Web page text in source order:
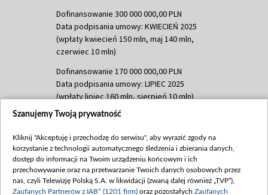
Dofinansowanie 300 000 000,00 PLN
Data podpisania umowy: KWIECIEŃ 2025
(wpłaty kwiecień 150 mln, maj 140 mln,
czerwiec 10 mln)
Dofinansowanie 170 000 000,00 PLN
Data podpisania umowy: LIPIEC 2025
(wpłaty lipiec 160 mln, sierpień 10 mln)
Dofinansowanie 60 000 000,00 PLN
(wpłata wrzesień 60 mln)
Dofinansowanie 635 783 051,21 PLN
Data podpisania umowy: WRZESIEŃ 2025
(wpłata wrzesień 100 mln, październik 350
Szanujemy Twoją prywatność
Kliknij "Akceptuję i przechodzę do serwisu", aby wyrazić zgody na
korzystanie z technologii automatycznego śledzenia i zbierania danych,
dostęp do informacji na Twoim urządzeniu końcowym i ich
przechowywanie oraz na przetwarzanie Twoich danych osobowych przez
nas, czyli Telewizję Polską S.A. w likwidacji (zwaną dalej również „TVP”),
Zaufanych Partnerów z IAB* (1201 firm) oraz pozostałych Zaufanych